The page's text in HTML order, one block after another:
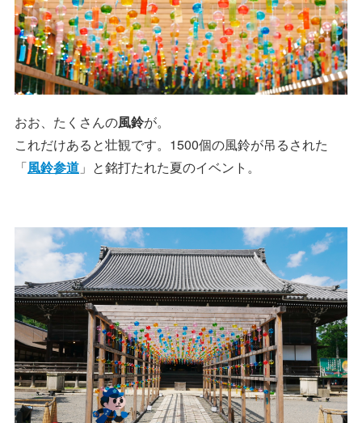
おお、たくさんの風鈴が。
これだけあると壮観です。1500個の風鈴が吊るされた
「風鈴参道 」と銘打たれた夏のイベント。